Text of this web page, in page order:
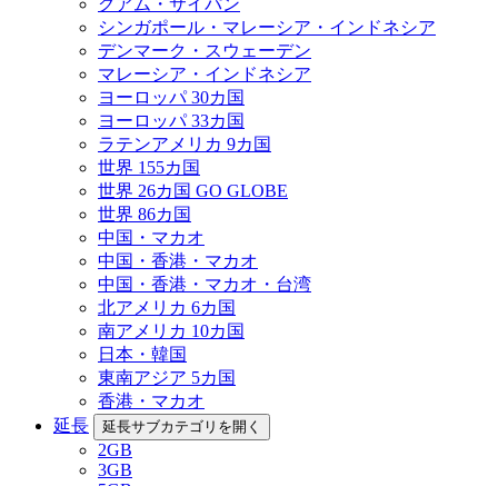
シンガポール・マレーシア・インドネシア
デンマーク・スウェーデン
マレーシア・インドネシア
ヨーロッパ 30カ国
ヨーロッパ 33カ国
ラテンアメリカ 9カ国
世界 155カ国
世界 26カ国 GO GLOBE
世界 86カ国
中国・マカオ
中国・香港・マカオ
中国・香港・マカオ・台湾
北アメリカ 6カ国
南アメリカ 10カ国
日本・韓国
東南アジア 5カ国
香港・マカオ
延長
延長サブカテゴリを開く
2GB
3GB